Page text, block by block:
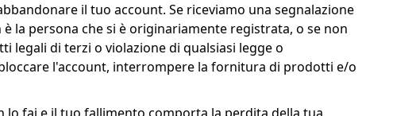
il tuo account. Se riceviamo una segnalazione
la persona che si è originariamente registrata, o se non
legali di terzi o violazione di qualsiasi legge o
l'account, interrompere la fornitura di prodotti e/o